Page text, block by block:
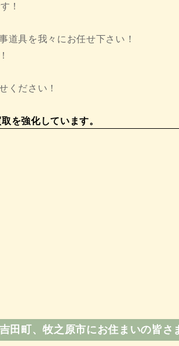
！
道具を我々にお任せ下さい！
ください！
を強化しています。
田町、牧之原市にお住まいの皆